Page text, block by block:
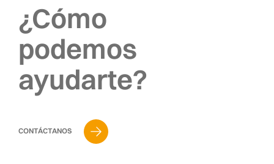
¿Cómo
podemos
ayudarte?
CONTÁCTANOS